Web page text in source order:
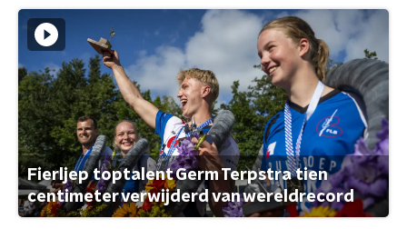
Fierljep toptalent Germ Terpstra tien
centimeter verwijderd van wereldrecord